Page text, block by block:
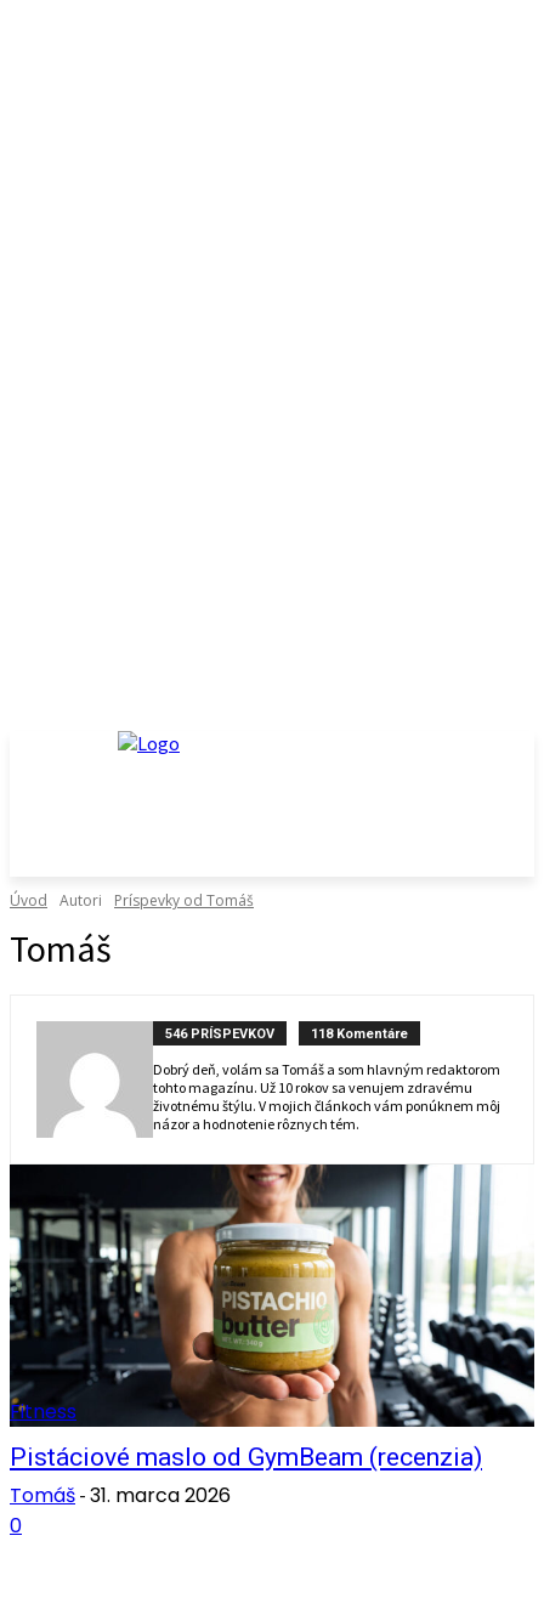
Úvod Autori Príspevky od Tomáš
Tomáš
546 PRÍSPEVKOV 118 Komentáre
Dobrý deň, volám sa Tomáš a som hlavným redaktorom
tohto magazínu. Už 10 rokov sa venujem zdravému
životnému štýlu. V mojich článkoch vám ponúknem môj
názor a hodnotenie rôznych tém.
Fitness
Pistáciové maslo od GymBeam (recenzia)
Tomáš - 31. marca 2026
0